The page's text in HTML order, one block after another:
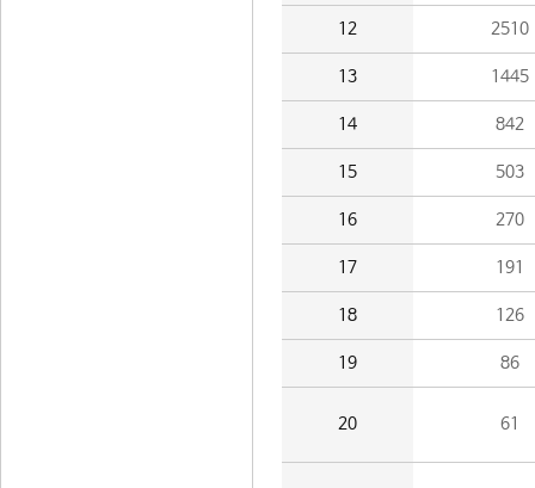
12 2510
13 1445
14 842
15 503
16 270
17 191
18 126
19 86
20 61